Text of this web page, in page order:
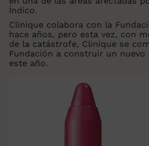
Índico.
Clinique colabora con la
hace años, pero esta vez, con
de la catástrofe, Clinique se
Fundación a construir un nuevo
este año.